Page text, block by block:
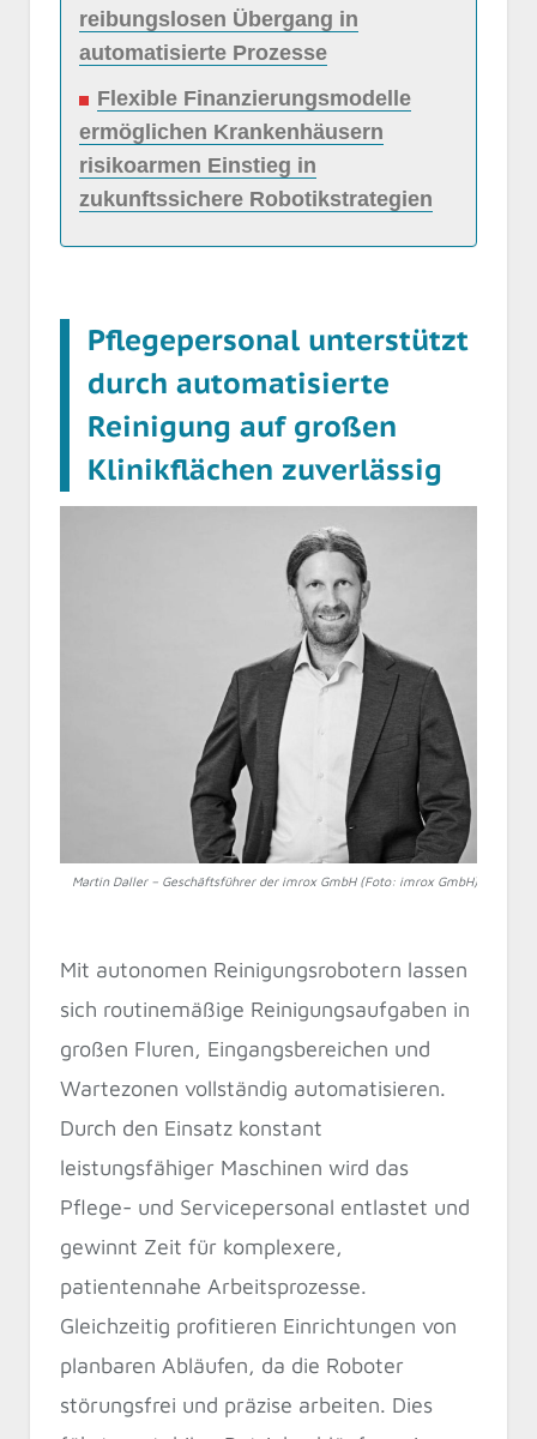
reibungslosen Übergang in
automatisierte Prozesse
Flexible Finanzierungsmodelle
ermöglichen Krankenhäusern
risikoarmen Einstieg in
zukunftssichere Robotikstrategien
Pflegepersonal unterstützt
durch automatisierte
Reinigung auf großen
Klinikflächen zuverlässig
Martin Daller – Geschäftsführer der imrox GmbH (Foto: imrox GmbH)
Mit autonomen Reinigungsrobotern lassen
sich routinemäßige Reinigungsaufgaben in
großen Fluren, Eingangsbereichen und
Wartezonen vollständig automatisieren.
Durch den Einsatz konstant
leistungsfähiger Maschinen wird das
Pflege- und Servicepersonal entlastet und
gewinnt Zeit für komplexere,
patientennahe Arbeitsprozesse.
Gleichzeitig profitieren Einrichtungen von
planbaren Abläufen, da die Roboter
störungsfrei und präzise arbeiten. Dies